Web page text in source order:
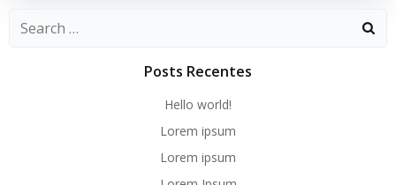
Search
Posts Recentes
Hello world!
Lorem ipsum
Lorem ipsum